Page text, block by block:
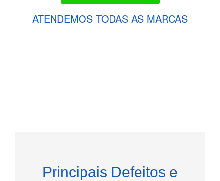
ATENDEMOS TODAS AS MARCAS
Principais Defeitos e